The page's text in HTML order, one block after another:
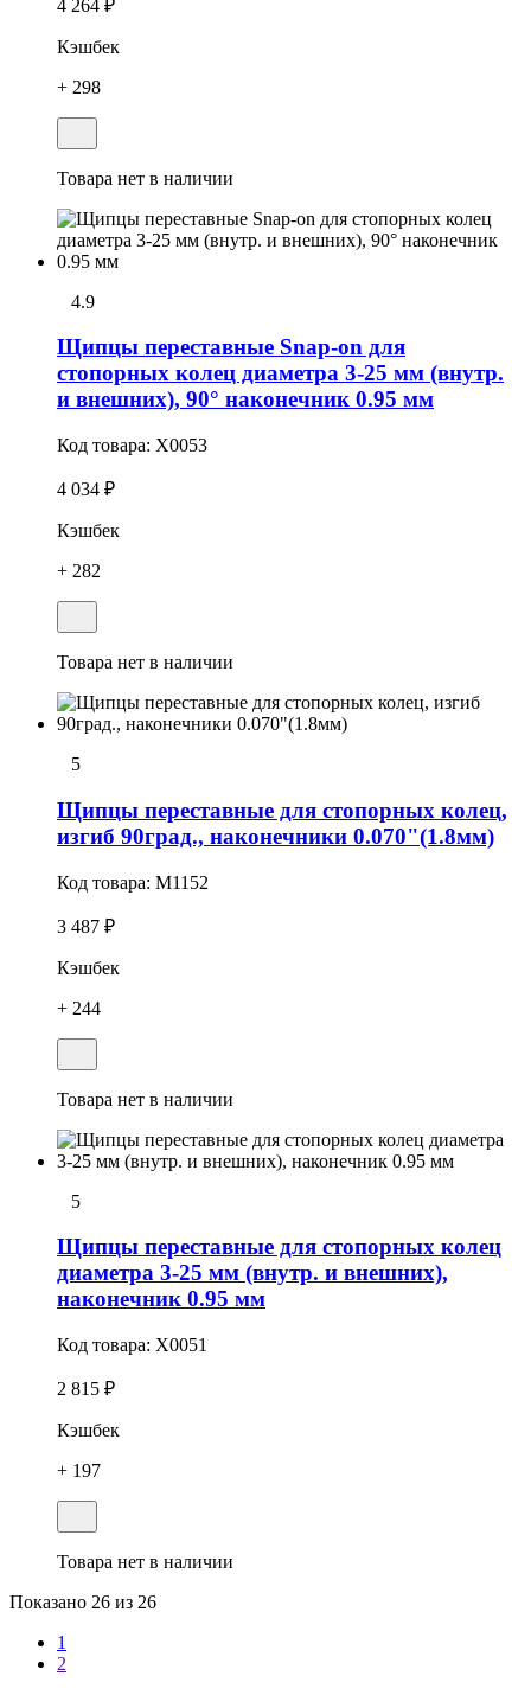
4 264 ₽
Кэшбек
+ 298
Товара нет в наличии
4.9
Щипцы переставные Snap-on для
стопорных колец диаметра 3-25 мм (внутр.
и внешних), 90° наконечник 0.95 мм
Код товара: X0053
4 034 ₽
Кэшбек
+ 282
Товара нет в наличии
5
Щипцы переставные для стопорных колец,
изгиб 90град., наконечники 0.070"(1.8мм)
Код товара: M1152
3 487 ₽
Кэшбек
+ 244
Товара нет в наличии
5
Щипцы переставные для стопорных колец
диаметра 3-25 мм (внутр. и внешних),
наконечник 0.95 мм
Код товара: X0051
2 815 ₽
Кэшбек
+ 197
Товара нет в наличии
Показано 26 из 26
1
2